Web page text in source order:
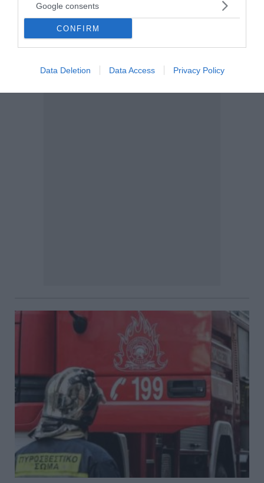
Google consents
CONFIRM
Data Deletion Data Access Privacy Policy